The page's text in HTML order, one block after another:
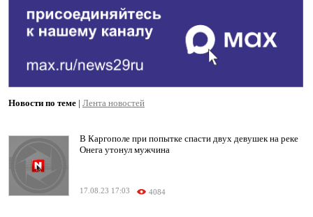
Новости по теме | Лента новостей
В Каргополе при попытке спасти двух девушек на реке
Онега утонул мужчина
17.08.23 17:03 4084